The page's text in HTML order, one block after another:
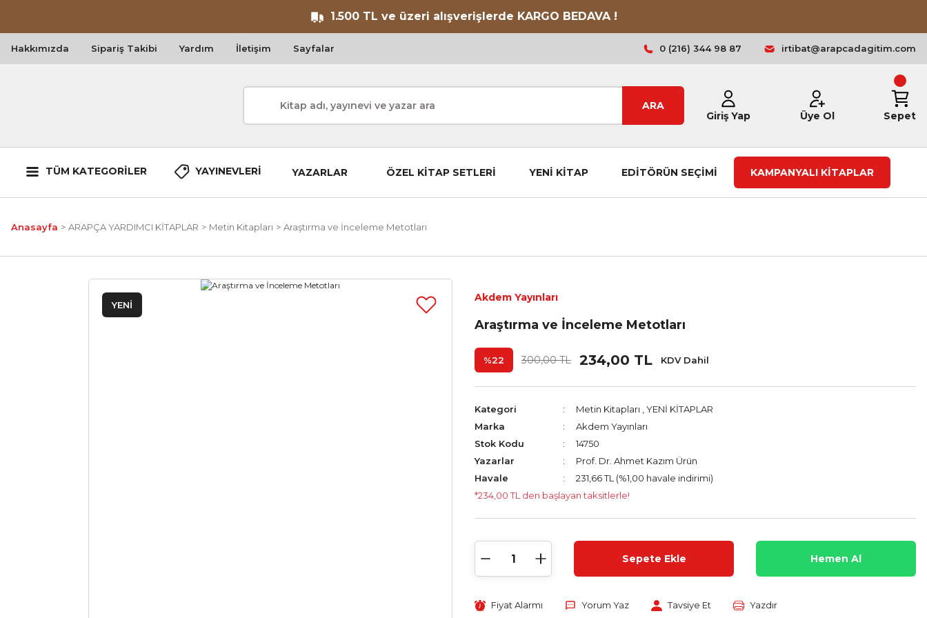
1.500 TL ve üzeri alışverişlerde KARGO BEDAVA !
Hakkımızda Sipariş Takibi Yardım İletişim Sayfalar 0 (216) 344 98 87 irtibat@arapcadagitim.com
ARA
Giriş Yap
Üye Ol Sepet
TÜM KATEGORİLER YAYINEVLERİ YAZARLAR ÖZEL KİTAP SETLERİ YENİ KİTAP EDİTÖRÜN SEÇİMİ KAMPANYALI KİTAPLAR
Anasayfa ARAPÇA YARDIMCI KİTAPLAR Metin Kitapları Araştırma ve İnceleme Metotları
YENİ
Akdem Yayınları
Araştırma ve İnceleme Metotları
%22 300,00 TL 234,00 TL KDV Dahil
Kategori Metin Kitapları
YENİ KİTAPLAR
Marka
Akdem Yayınları
Stok Kodu
14750
Yazarlar
Prof. Dr. Ahmet Kazım Ürün
Havale
231,66 TL (%1,00 havale indirimi)
*234,00 TL den başlayan taksitlerle!
Sepete Ekle Hemen Al
Fiyat Alarmı Yorum Yaz Tavsiye Et Yazdır